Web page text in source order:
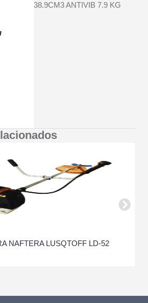
38.9CM3 ANTIVIB 7.9 KG
NAFTERA LUSQTOFF LD-52